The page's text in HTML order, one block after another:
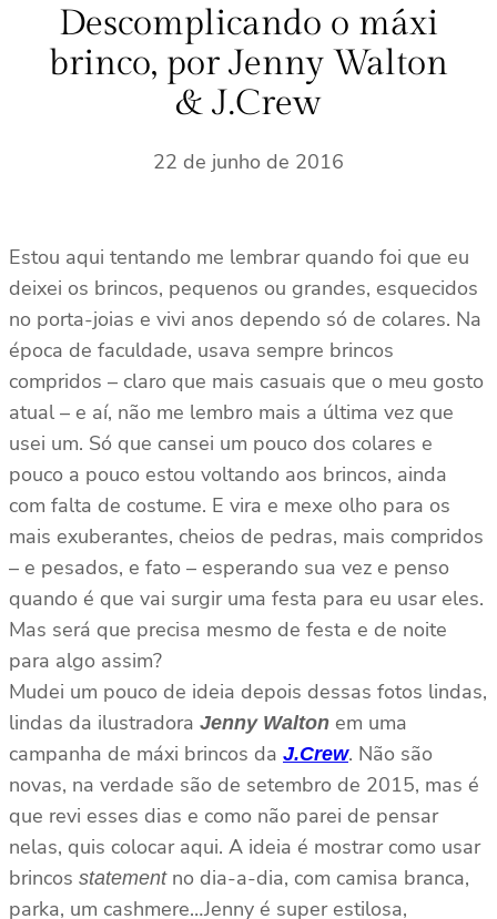
Descomplicando o máxi
brinco, por Jenny Walton
& J.Crew
22 de junho de 2016
Estou aqui tentando me lembrar quando foi que eu
deixei os brincos, pequenos ou grandes, esquecidos
no porta-joias e vivi anos dependo só de colares. Na
época de faculdade, usava sempre brincos
compridos – claro que mais casuais que o meu gosto
atual – e aí, não me lembro mais a última vez que
usei um. Só que cansei um pouco dos colares e
pouco a pouco estou voltando aos brincos, ainda
com falta de costume. E vira e mexe olho para os
mais exuberantes, cheios de pedras, mais compridos
– e pesados, e fato – esperando sua vez e penso
quando é que vai surgir uma festa para eu usar eles.
Mas será que precisa mesmo de festa e de noite
para algo assim?
Mudei um pouco de ideia depois dessas fotos lindas,
lindas da ilustradora Jenny Walton em uma
campanha de máxi brincos da J.Crew. Não são
novas, na verdade são de setembro de 2015, mas é
que revi esses dias e como não parei de pensar
nelas, quis colocar aqui. A ideia é mostrar como usar
brincos statementno dia-a-dia, com camisa branca,
parka, um cashmere…Jenny é super estilosa,